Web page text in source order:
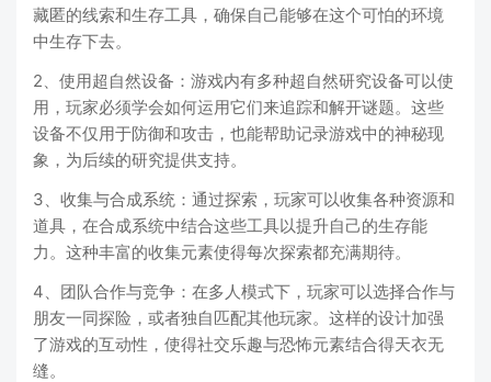
藏匿的线索和生存工具，确保自己能够在这个可怕的环境
中生存下去。
2、使用超自然设备：游戏内有多种超自然研究设备可以使
用，玩家必须学会如何运用它们来追踪和解开谜题。这些
设备不仅用于防御和攻击，也能帮助记录游戏中的神秘现
象，为后续的研究提供支持。
3、收集与合成系统：通过探索，玩家可以收集各种资源和
道具，在合成系统中结合这些工具以提升自己的生存能
力。这种丰富的收集元素使得每次探索都充满期待。
4、团队合作与竞争：在多人模式下，玩家可以选择合作与
朋友一同探险，或者独自匹配其他玩家。这样的设计加强
了游戏的互动性，使得社交乐趣与恐怖元素结合得天衣无
缝。